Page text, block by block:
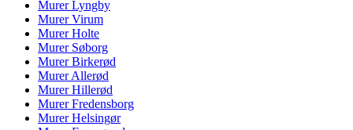
MurerLyngby
MurerVirum
MurerHolte
Murer Søborg
MurerBirkerød
MurerAllerød
MurerHillerød
MurerFredensborg
MurerHelsingør